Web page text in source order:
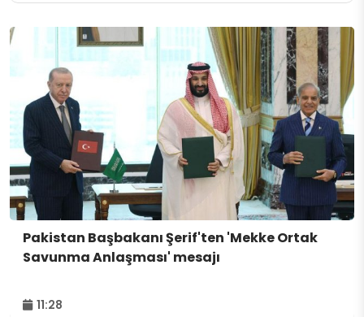
Pakistan Başbakanı Şerif'ten 'Mekke Ortak
Savunma Anlaşması' mesajı
11:28